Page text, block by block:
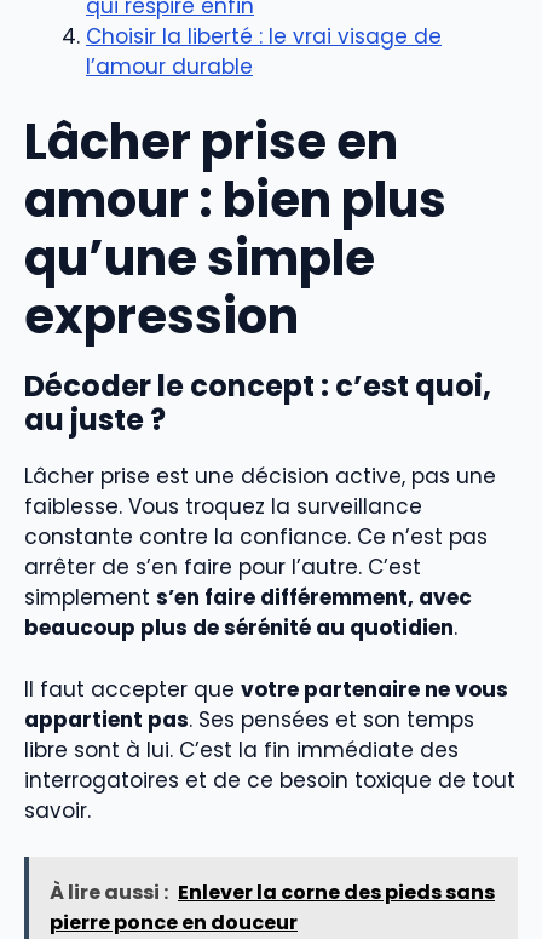
Choisir la liberté : le vrai visage de
l’amour durable
Lâcher prise en
amour : bien plus
qu’une simple
expression
Décoder le concept : c’est quoi,
au juste ?
Lâcher prise est une décision active, pas une
faiblesse. Vous troquez la surveillance
constante contre la confiance. Ce n’est pas
arrêter de s’en faire pour l’autre. C’est
simplement s’en faire différemment, avec
beaucoup plus de sérénité au quotidien.
Il faut accepter que votre partenaire ne vous
appartient pas. Ses pensées et son temps
libre sont à lui. C’est la fin immédiate des
interrogatoires et de ce besoin toxique de tout
savoir.
À lire aussi : Enlever la corne des pieds sans
pierre ponce en douceur